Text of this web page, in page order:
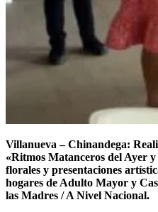
Villanueva – Chinandega:
«Ritmos Matanceros del Ayer
florales y presentaciones
hogares de Adulto Mayor y
las Madres / A Nivel Nacional.